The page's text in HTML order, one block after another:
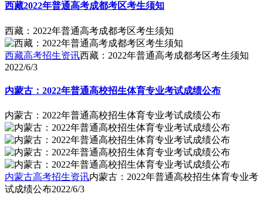
西藏2022年普通高考成都考区考生须知
西藏：2022年普通高考成都考区考生须知
西藏高考招生资讯西藏：2022年普通高考成都考区考生须知
2022/6/3
内蒙古：2022年普通高校招生体育专业考试成绩公布
内蒙古：2022年普通高校招生体育专业考试成绩公布
内蒙古高考招生资讯内蒙古：2022年普通高校招生体育专业考
试成绩公布2022/6/3